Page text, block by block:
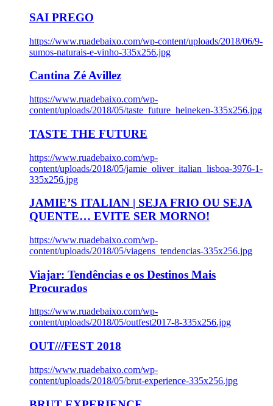
SAI PREGO
https://www.ruadebaixo.com/wp-content/uploads/2018/06/9-
sumos-naturais-e-vinho-335x256.jpg
Cantina Zé Avillez
https://www.ruadebaixo.com/wp-
content/uploads/2018/05/taste_future_heineken-335x256.jpg
TASTE THE FUTURE
https://www.ruadebaixo.com/wp-
content/uploads/2018/05/jamie_oliver_italian_lisboa-3976-1-
335x256.jpg
JAMIE’S ITALIAN | SEJA FRIO OU SEJA
QUENTE… EVITE SER MORNO!
https://www.ruadebaixo.com/wp-
content/uploads/2018/05/viagens_tendencias-335x256.jpg
Viajar: Tendências e os Destinos Mais
Procurados
https://www.ruadebaixo.com/wp-
content/uploads/2018/05/outfest2017-8-335x256.jpg
OUT///FEST 2018
https://www.ruadebaixo.com/wp-
content/uploads/2018/05/brut-experience-335x256.jpg